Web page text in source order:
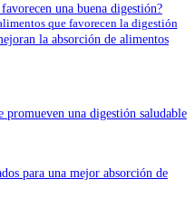
una buena digestión?
que favorecen la digestión
la absorción de alimentos
una digestión saludable
para una mejor absorción de